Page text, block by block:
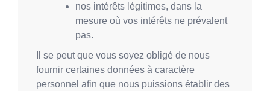
nos intérêts légitimes, dans la
mesure où vos intérêts ne prévalent
pas.
Il se peut que vous soyez obligé de nous
fournir certaines données à caractère
personnel afin que nous puissions établir des